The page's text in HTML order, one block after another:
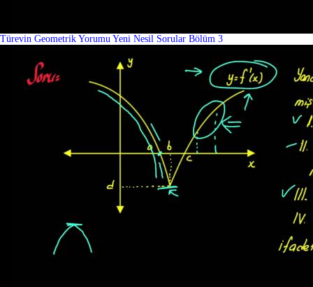
Türevin Geometrik Yorumu Yeni Nesil Sorular Bölüm 3